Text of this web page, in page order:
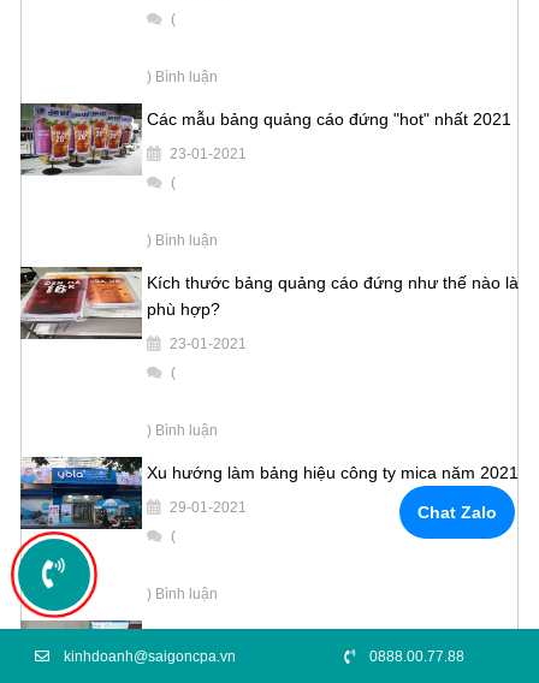
(
) Bình luận
Các mẫu bảng quảng cáo đứng "hot" nhất 2021
23-01-2021
(
) Bình luận
Kích thước bảng quảng cáo đứng như thế nào là
phù hợp?
23-01-2021
(
) Bình luận
Xu hướng làm bảng hiệu công ty mica năm 2021
29-01-2021
(
) Bình luận
Chat Zalo
kinhdoanh@saigoncpa.vn 0888.00.77.88